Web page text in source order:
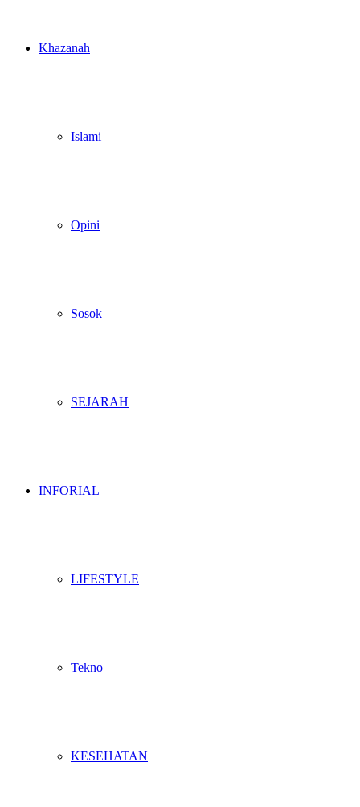
Khazanah
Islami
Opini
Sosok
SEJARAH
INFORIAL
LIFESTYLE
Tekno
KESEHATAN